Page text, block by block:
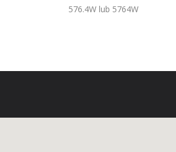
576.4W lub 5764W